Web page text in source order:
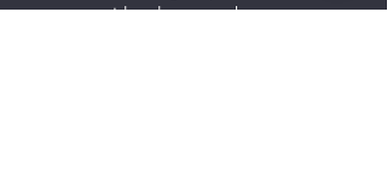
connect with other members, ge...